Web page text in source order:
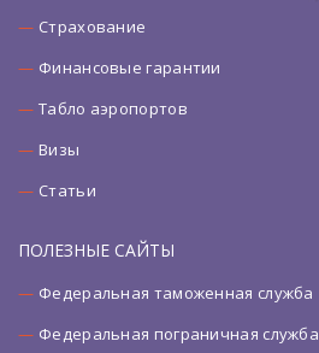
Страхование
Финансовые гарантии
Табло аэропортов
Визы
Статьи
ПОЛЕЗНЫЕ САЙТЫ
Федеральная таможенная служба
Федеральная пограничная служба